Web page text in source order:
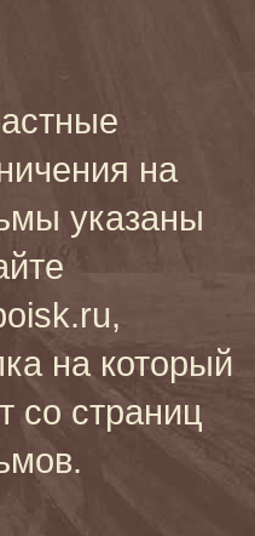
на
указаны
на который
со страниц